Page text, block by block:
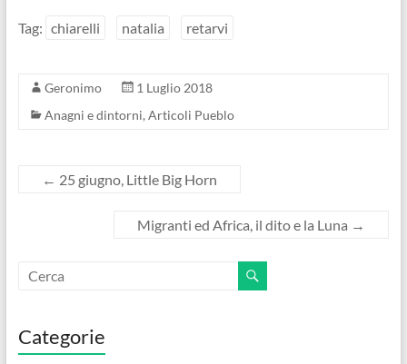
Tag: chiarelli natalia retarvi
Geronimo
1 Luglio 2018
Anagni e dintorni, Articoli Pueblo
← 25 giugno, Little Big Horn
Migranti ed Africa, il dito e la Luna →
Categorie